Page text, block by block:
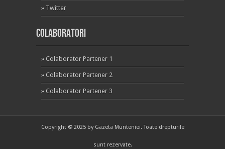
» Twitter
Colaboratori
» Colaborator Partener 1
» Colaborator Partener 2
» Colaborator Partener 3
Copyright © 2025 by Gazeta Munteniei. Toate drepturile
sunt rezervate.